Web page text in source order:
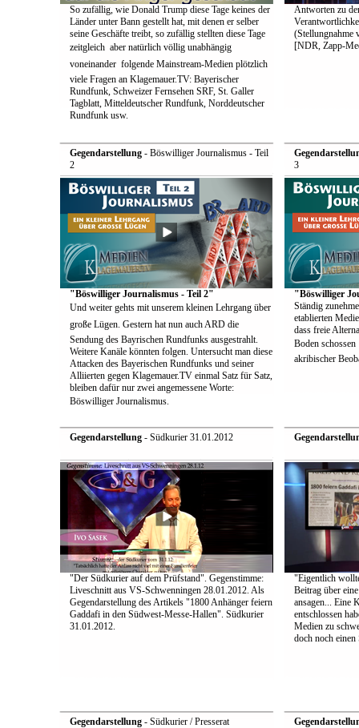
So zufällig, wie Donald Trump diese Tage keines der
Länder unter Bann gestellt hat, mit denen er selber
seine Geschäfte treibt, so zufällig stellten diese Tage
zeitgleich  aber natürlich völlig unabhängig
voneinander  folgende Mainstream-Medien plötzlich
viele Fragen an Klagemauer.TV: Bayerischer
Rundfunk, Schweizer Fernsehen SRF, St. Galler
Tagblatt, Mitteldeutscher Rundfunk, Norddeutscher
Rundfunk usw.
Antworten zu
(Stellungnahme
[NDR, Zapp-
Gegendarstellung- Böswilliger Journalismus - Teil
2
"Böswilliger Journalismus - Teil 2"
Und weiter gehts mit unserem kleinen Lehrgang über
große Lügen. Gestern hat nun auch ARD die
Sendung des Bayrischen Rundfunks ausgestrahlt.
Weitere Kanäle könnten folgen. Untersucht man diese
Attacken des Bayerischen Rundfunks und seiner
Alliierten gegen Klagemauer.TV einmal Satz für Satz,
bleiben dafür nur zwei angemessene Worte:
Böswilliger Journalismus.
3
"Böswilliger
Ständig
etablierten
dass freie
Boden schossen
akribischer
Gegendarstellung- Südkurier 31.01.2012
"Der Südkurier auf dem Prüfstand". Gegenstimme:
Liveschnitt aus VS-Schwenningen 28.01.2012. Als
Gegendarstellung des Artikels "1800 Anhänger feiern
Gaddafi in den Südwest-Messe-Hallen". Südkurier
31.01.2012.
"Eigentlich
Beitrag über
ansagen... Eine
entschlossen
Medien zu
doch noch
Gegendarstellung- Südkurier / Presserat